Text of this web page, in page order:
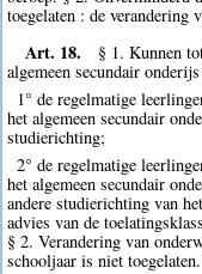
toegelaten : de
Art. 18.
§ 1. Kunnen
algemeen secundair
1° de regelmatige
het algemeen secundair
studierichting;
2° de regelmatige
het algemeen secundair
andere studierichting van
advies van de
§ 2. Verandering van
schooljaar is niet toegelaten.